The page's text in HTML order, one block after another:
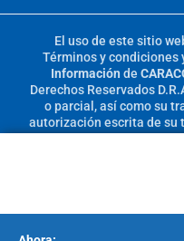
El uso de este sitio
Términos y condiciones
Información de
Derechos Reservados
o parcial, así como su
autorización escrita de su
part, or translation